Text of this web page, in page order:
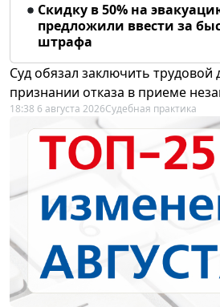
Скидку в 50% на
предложили ввести за
штрафа
Суд обязал заключить трудовой
признании отказа в приеме
18:38 6 августа 2026Судебная практика